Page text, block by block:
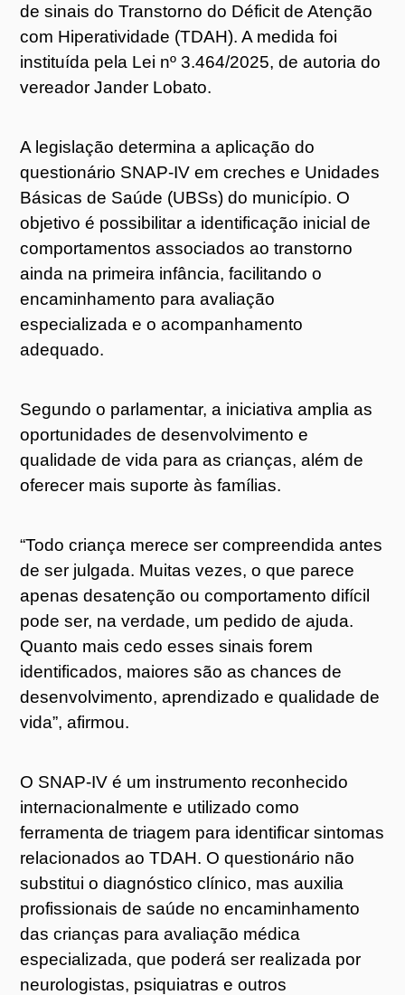
de sinais do Transtorno do Déficit de Atenção
com Hiperatividade (TDAH). A medida foi
instituída pela Lei nº 3.464/2025, de autoria do
vereador Jander Lobato.
A legislação determina a aplicação do
questionário SNAP-IV em creches e Unidades
Básicas de Saúde (UBSs) do município. O
objetivo é possibilitar a identificação inicial de
comportamentos associados ao transtorno
ainda na primeira infância, facilitando o
encaminhamento para avaliação
especializada e o acompanhamento
adequado.
Segundo o parlamentar, a iniciativa amplia as
oportunidades de desenvolvimento e
qualidade de vida para as crianças, além de
oferecer mais suporte às famílias.
“Todo criança merece ser compreendida antes
de ser julgada. Muitas vezes, o que parece
apenas desatenção ou comportamento difícil
pode ser, na verdade, um pedido de ajuda.
Quanto mais cedo esses sinais forem
identificados, maiores são as chances de
desenvolvimento, aprendizado e qualidade de
vida”, afirmou.
O SNAP-IV é um instrumento reconhecido
internacionalmente e utilizado como
ferramenta de triagem para identificar sintomas
relacionados ao TDAH. O questionário não
substitui o diagnóstico clínico, mas auxilia
profissionais de saúde no encaminhamento
das crianças para avaliação médica
especializada, que poderá ser realizada por
neurologistas, psiquiatras e outros